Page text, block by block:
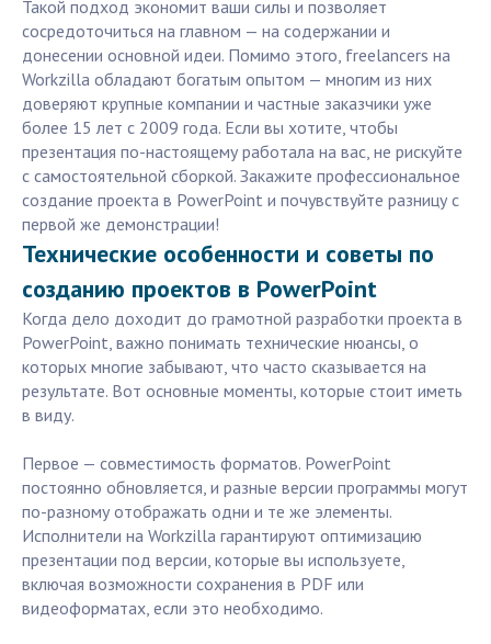
Такой подход экономит ваши силы и позволяет
сосредоточиться на главном — на содержании и
донесении основной идеи. Помимо этого, freelancers на
Workzilla обладают богатым опытом — многим из них
доверяют крупные компании и частные заказчики уже
более 15 лет с 2009 года. Если вы хотите, чтобы
презентация по-настоящему работала на вас, не рискуйте
с самостоятельной сборкой. Закажите профессиональное
создание проекта в PowerPoint и почувствуйте разницу с
первой же демонстрации!
Технические особенности и советы по
созданию проектов в PowerPoint
Когда дело доходит до грамотной разработки проекта в
PowerPoint, важно понимать технические нюансы, о
которых многие забывают, что часто сказывается на
результате. Вот основные моменты, которые стоит иметь
в виду.
Первое — совместимость форматов. PowerPoint
постоянно обновляется, и разные версии программы могут
по-разному отображать одни и те же элементы.
Исполнители на Workzilla гарантируют оптимизацию
презентации под версии, которые вы используете,
включая возможности сохранения в PDF или
видеоформатах, если это необходимо.